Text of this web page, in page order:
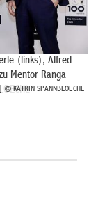
© KATRIN SPANNBLOECHL
(links), Alfred
Mentor Ranga